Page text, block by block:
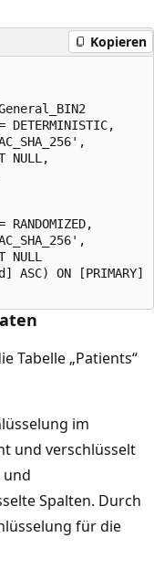
Kopieren
DETERMINISTIC,
NULL,
RANDOMIZED,
NULL
ASC) ON [PRIMARY]
Tabelle „Patients“
im
und verschlüsselt
und
Spalten. Durch
für die